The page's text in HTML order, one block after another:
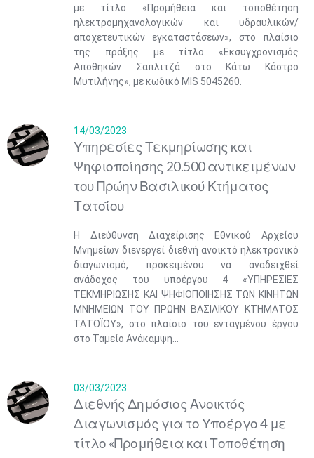
με τίτλο «Προμήθεια και τοποθέτηση
ηλεκτρομηχανολογικών και υδραυλικών/
αποχετευτικών εγκαταστάσεων», στο πλαίσιο
της πράξης με τίτλο «Εκσυγχρονισμός
Αποθηκών Σαπλιτζά στο Κάτω Κάστρο
Μυτιλήνης», με κωδικό MIS 5045260.
14/03/2023
Υπηρεσίες Τεκμηρίωσης και
Ψηφιοποίησης 20.500 αντικειμένων
του Πρώην Βασιλικού Κτήματος
Τατοΐου
Η Διεύθυνση Διαχείρισης Εθνικού Αρχείου
Μνημείων διενεργεί διεθνή ανοικτό ηλεκτρονικό
διαγωνισμό, προκειμένου να αναδειχθεί
ανάδοχος του υποέργου 4 «ΥΠΗΡΕΣΙΕΣ
ΤΕΚΜΗΡΙΩΣΗΣ ΚΑΙ ΨΗΦΙΟΠΟΙΗΣΗΣ ΤΩΝ ΚΙΝΗΤΩΝ
ΜΝΗΜΕΙΩΝ ΤΟΥ ΠΡΩΗΝ ΒΑΣΙΛΙΚΟΥ ΚΤΗΜΑΤΟΣ
ΤΑΤΟΪΟΥ», στο πλαίσιο του ενταγμένου έργου
στο Ταμείο Ανάκαμψη...
03/03/2023
Διεθνής Δημόσιος Ανοικτός
Διαγωνισμός για το Υποέργο 4 με
τίτλο «Προμήθεια και Τοποθέτηση